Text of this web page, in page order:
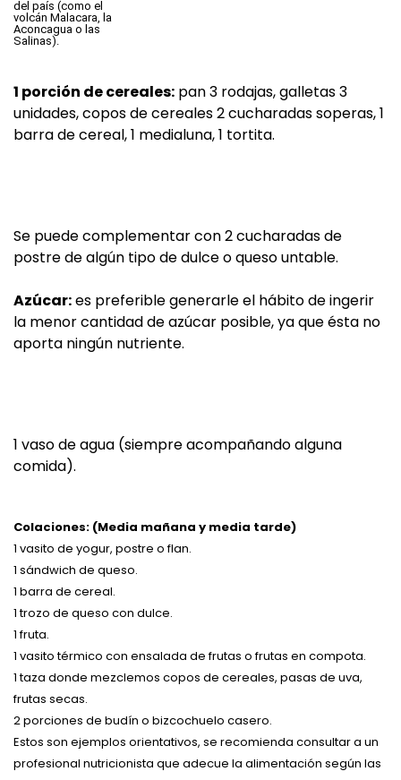
1 porción de cereales: pan 3 rodajas, galletas 3
unidades, copos de cereales 2 cucharadas soperas, 1
barra de cereal, 1 medialuna, 1 tortita.
Se puede complementar con 2 cucharadas de
postre de algún tipo de dulce o queso untable.
Azúcar:es preferible generarle el hábito de ingerir
la menor cantidad de azúcar posible, ya que ésta no
aporta ningún nutriente.
1 vaso de agua (siempre acompañando alguna
comida).
Colaciones: (Media mañana y media tarde)
1 vasito de yogur, postre o flan.
1 sándwich de queso.
1 barra de cereal.
1 trozo de queso con dulce.
1 fruta.
1 vasito térmico con ensalada de frutas o frutas en compota.
1 taza donde mezclemos copos de cereales, pasas de uva,
frutas secas.
2 porciones de budín o bizcochuelo casero.
Estos son ejemplos orientativos, se recomienda consultar a un
profesional nutricionista que adecue la alimentación según las